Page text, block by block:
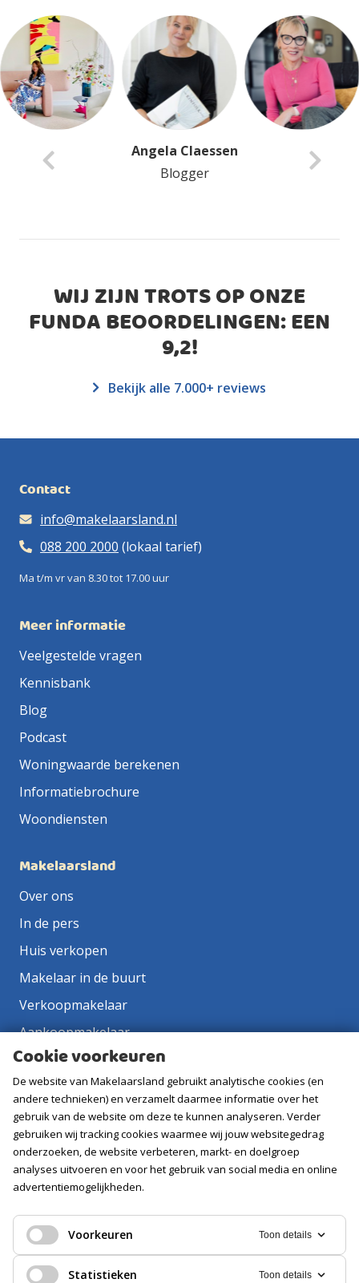
Angela Claessen
Blogger
WIJ ZIJN TROTS OP ONZE
FUNDA BEOORDELINGEN: EEN
9,2!
Bekijk alle 7.000+ reviews
Contact
info@makelaarsland.nl
088 200 2000 (lokaal tarief)
Ma t/m vr van 8.30 tot 17.00 uur
Meer informatie
Veelgestelde vragen
Kennisbank
Blog
Podcast
Woningwaarde berekenen
Informatiebrochure
Woondiensten
Makelaarsland
Over ons
In de pers
Huis verkopen
Makelaar in de buurt
Verkoopmakelaar
Aankoopmakelaar
Contact
Vacatures
Volg ons
Cookie voorkeuren
De website van Makelaarsland gebruikt analytische cookies (en
andere technieken) en verzamelt daarmee informatie over het
gebruik van de website om deze te kunnen analyseren. Verder
gebruiken wij tracking cookies waarmee wij jouw websitegedrag
onderzoeken, de website verbeteren, markt- en doelgroep
analyses uitvoeren en voor het gebruik van social media en online
advertentiemogelijkheden.
Voorkeuren Toon details
Statistieken Toon details